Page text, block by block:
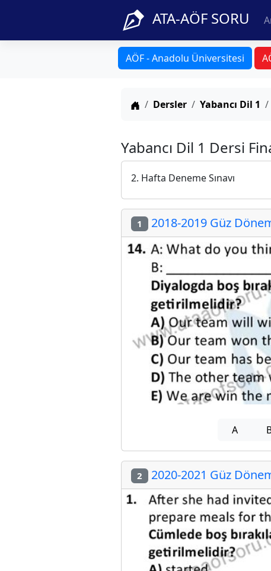
ATA-AÖF SORU
AÖF - Anadolu Üniversitesi
Anasayfa
Dersler Yabancı Dil 1
Yabancı Dil 1 Dersi
2. Hafta Deneme Sınavı
1 2018-2019 Güz
A
2 2020-2021 Güz